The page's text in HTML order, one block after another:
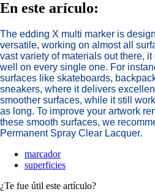
En este arículo:
The edding X multi marker is
versatile, working on almost all
vast variety of materials out there, it
well on every single one. For
surfaces like skateboards,
sneakers, where it delivers
smoother surfaces, while it still
as long. To improve your artwork
these smooth surfaces, we
Permanent Spray Clear Lacquer.
marcador
superficies
¿Te fue útil este artículo?